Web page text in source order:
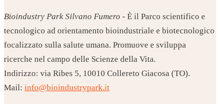
Bioindustry Park Silvano Fumero - È il Parco scientifico e
tecnologico ad orientamento bioindustriale e biotecnologico
focalizzato sulla salute umana. Promuove e sviluppa
ricerche nel campo delle Scienze della Vita.
Indirizzo: via Ribes 5, 10010 Collereto Giacosa (TO).
Mail: info@bioindustrypark.it